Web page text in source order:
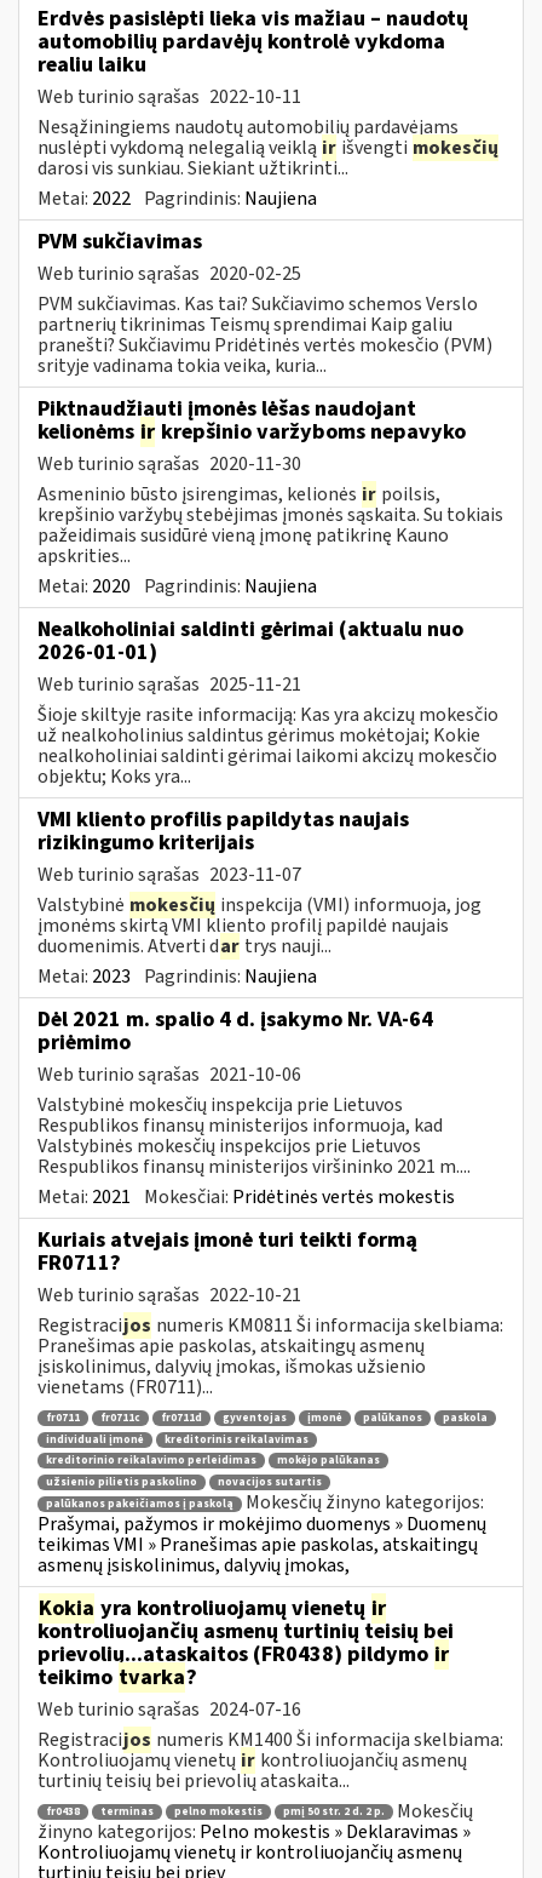
Erdvės pasislėpti lieka vis mažiau – naudotų
automobilių pardavėjų kontrolė vykdoma
realiu laiku
Web turinio sąrašas 2022-10-11
Nesąžiningiems naudotų automobilių pardavėjams
nuslėpti vykdomą nelegalią veiklą ir išvengti mokesčių
darosi vis sunkiau. Siekiant užtikrinti...
Metai: 2022 Pagrindinis: Naujiena
PVM sukčiavimas
Web turinio sąrašas 2020-02-25
PVM sukčiavimas. Kas tai? Sukčiavimo schemos Verslo
partnerių tikrinimas Teismų sprendimai Kaip galiu
pranešti? Sukčiavimu Pridėtinės vertės mokesčio (PVM)
srityje vadinama tokia veika, kuria...
Piktnaudžiauti įmonės lėšas naudojant
kelionėms ir krepšinio varžyboms nepavyko
Web turinio sąrašas 2020-11-30
Asmeninio būsto įsirengimas, kelionės ir poilsis,
krepšinio varžybų stebėjimas įmonės sąskaita. Su tokiais
pažeidimais susidūrė vieną įmonę patikrinę Kauno
apskrities...
Metai: 2020 Pagrindinis: Naujiena
Nealkoholiniai saldinti gėrimai (aktualu nuo
2026-01-01)
Web turinio sąrašas 2025-11-21
Šioje skiltyje rasite informaciją: Kas yra akcizų mokesčio
už nealkoholinius saldintus gėrimus mokėtojai; Kokie
nealkoholiniai saldinti gėrimai laikomi akcizų mokesčio
objektu; Koks yra...
VMI kliento profilis papildytas naujais
rizikingumo kriterijais
Web turinio sąrašas 2023-11-07
Valstybinė mokesčių inspekcija (VMI) informuoja, jog
įmonėms skirtą VMI kliento profilį papildė naujais
duomenimis. Atverti dar trys nauji...
Metai: 2023 Pagrindinis: Naujiena
Dėl 2021 m. spalio 4 d. įsakymo Nr. VA-64
priėmimo
Web turinio sąrašas 2021-10-06
Valstybinė mokesčių inspekcija prie Lietuvos
Respublikos finansų ministerijos informuoja, kad
Valstybinės mokesčių inspekcijos prie Lietuvos
Respublikos finansų ministerijos viršininko 2021 m....
Metai: 2021 Mokesčiai: Pridėtinės vertės mokestis
Kuriais atvejais įmonė turi teikti formą
FR0711?
Web turinio sąrašas 2022-10-21
Registracijos numeris KM0811 Ši informacija skelbiama:
Pranešimas apie paskolas, atskaitingų asmenų
įsiskolinimus, dalyvių įmokas, išmokas užsienio
vienetams (FR0711)...
fr0711 fr0711c fr0711d gyventojas įmonė palūkanos
paskola
individuali įmonė
kreditorinis reikalavimas
kreditorinio reikalavimo perleidimas
mokėjo palūkanas
užsienio pilietis paskolino
novacijos sutartis
palūkanos pakeičiamos į paskolą
Mokesčių žinyno kategorijos:
Prašymai, pažymos ir mokėjimo duomenys » Duomenų
teikimas VMI » Pranešimas apie paskolas, atskaitingų
asmenų įsiskolinimus, dalyvių įmokas,
Kokia yra kontroliuojamų vienetų ir
kontroliuojančių asmenų turtinių teisių bei
prievolių...ataskaitos (FR0438) pildymo ir
teikimo tvarka?
Web turinio sąrašas 2024-07-16
Registracijos numeris KM1400 Ši informacija skelbiama:
Kontroliuojamų vienetų ir kontroliuojančių asmenų
turtinių teisių bei prievolių ataskaita...
fr0438 terminas pelno mokestis pmį 50 str. 2 d. 2 p.
Mokesčių
žinyno kategorijos: Pelno mokestis » Deklaravimas »
Kontroliuojamų vienetų ir kontroliuojančių asmenų